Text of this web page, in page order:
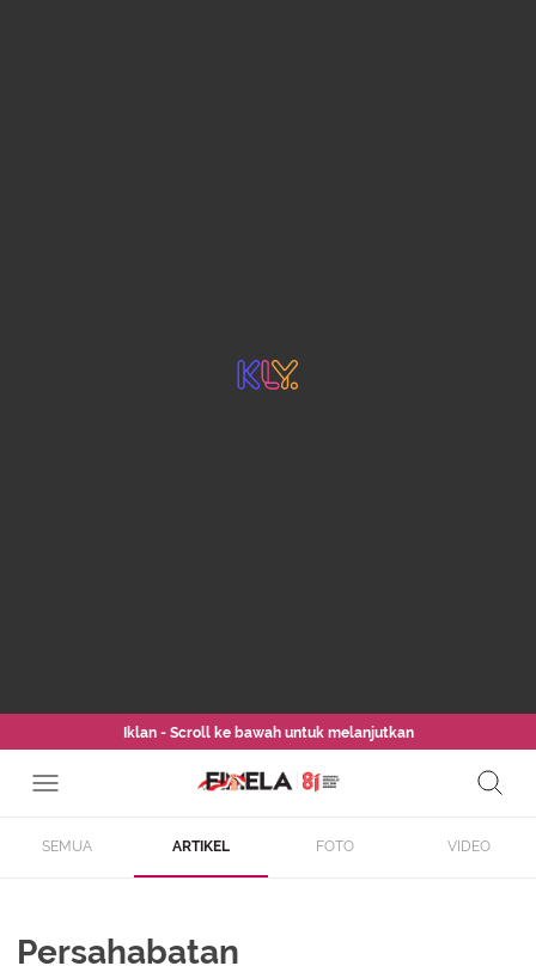
Iklan - Scroll ke bawah untuk melanjutkan
SEMUA ARTIKEL FOTO VIDEO
Persahabatan